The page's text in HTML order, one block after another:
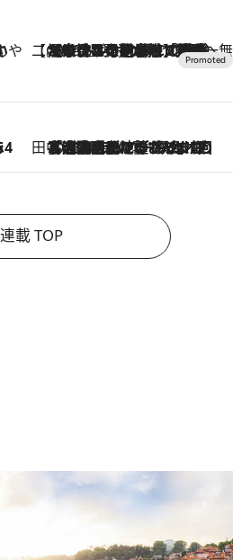
【CREA×星野リゾート】唯一無二。癒しと発見が待つ場所へ
2026.8.7
【トンボの足水浴】ヒノキの香りに包まれて涼感マックス！約13℃の湧水かけ流しを避暑地「星野温泉 トンボの湯」で体験
田中稲の勝手に再ブーム
2026.8.7
「湘南乃風に憧れて」観客大盛上がりの“タオル回し”に、ラッパー顔負けの高速歌唱まで…さだまさし（74）のアグレッシブすぎる現在地
連載 TOP